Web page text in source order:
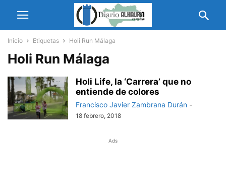
Inicio Etiquetas Holi Run Málaga
Holi Run Málaga
Holi Life, la ‘Carrera’ que no
entiende de colores
Francisco Javier Zambrana Durán -
18 febrero, 2018
Ads